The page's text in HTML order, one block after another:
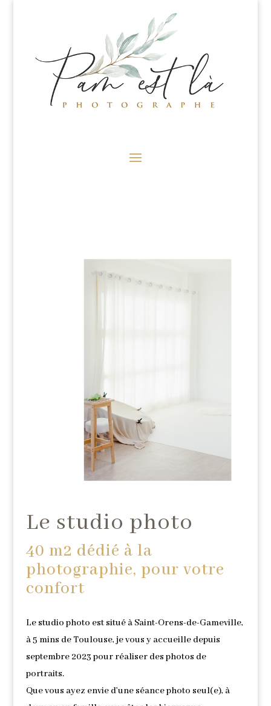
Le studio photo
40 m2 dédié à la
photographie, pour votre
confort
Le studio photo est situé à Saint-Orens-de-Gameville,
à 5 mins de Toulouse, je vous y accueille depuis
septembre 2023 pour réaliser des photos de
portraits.
Que vous ayez envie d’une séance photo seul(e), à